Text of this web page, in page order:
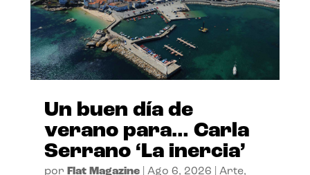
Un buen día de
verano para… Carla
Serrano ‘La inercia’
por Flat Magazine| Ago 6, 2026 Arte,